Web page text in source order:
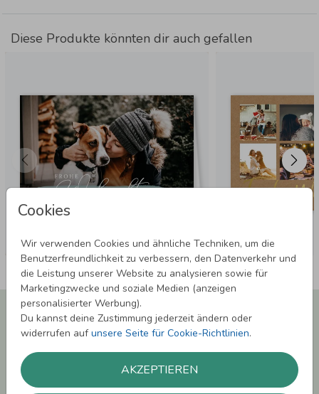
Cookies
Wir verwenden Cookies und ähnliche Techniken, um die
Benutzerfreundlichkeit zu verbessern, den Datenverkehr und
die Leistung unserer Website zu analysieren sowie für
Marketingzwecke und soziale Medien (anzeigen
personalisierter Werbung).
Du kannst deine Zustimmung jederzeit ändern oder
widerrufen aufunsere Seite für Cookie-Richtlinien.
AKZEPTIEREN
Diese Produkte könnten dir auch gefallen
Newsletter abonnieren und 5,00 € Rabatt**
sichern!
Laufenden.